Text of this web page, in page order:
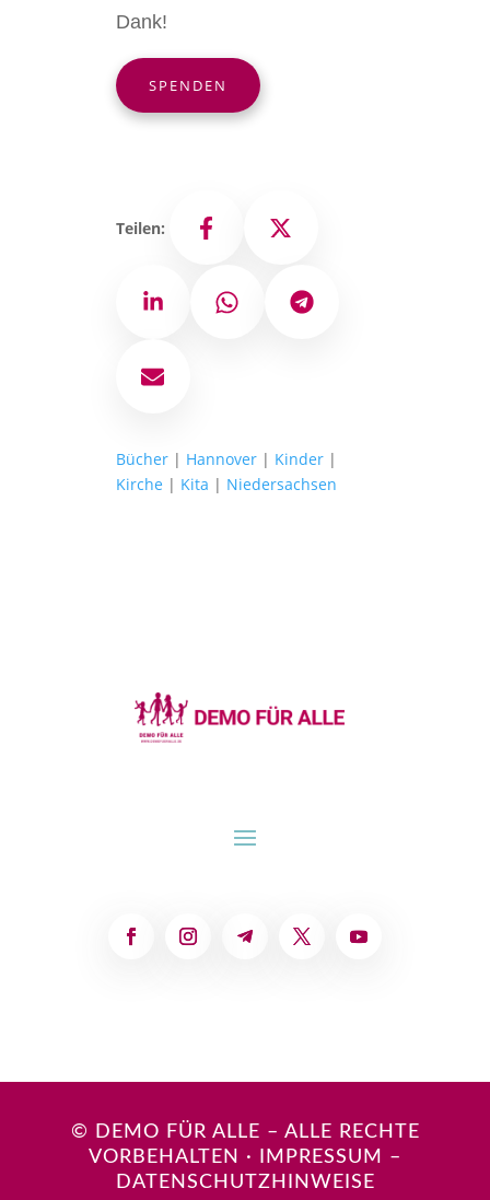
Dank!
SPENDEN
Teilen: Facebook X
LinkedIn WhatsAppTelegram
E-Mail
Bücher| Hannover| Kinder|
Kirche | Kita | Niedersachsen
© DEMO FÜR ALLE – ALLE RECHTE
VORBEHALTEN · IMPRESSUM
–
DATENSCHUTZHINWEISE